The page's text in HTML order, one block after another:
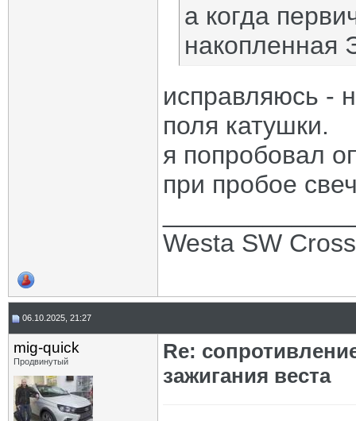
а когда
накопленная
исправляюсь -
поля катушки.
я попробовал
при пробое
Westa SW
06.10.2025, 21:27
mig-quick
Продвинутый
Re:
зажигания веста